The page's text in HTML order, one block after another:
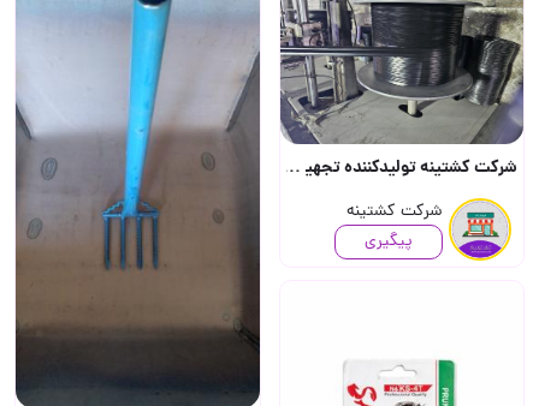
شرکت کشتینه تولیدکننده تجهیزات آبیاری (جهت دریافت قیمت تماس بگیرید) (جهت درج قیمت م..
شرکت کشتینه
پیگیری